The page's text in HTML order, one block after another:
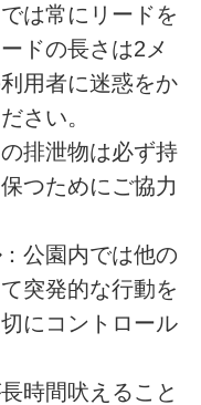
では常にリードを
ドの長さは2メ
用者に迷惑をか
さい。
の排泄物は必ず持
つためにご協力
：公園内では他の
突発的な行動を
にコントロール
時間吠えること